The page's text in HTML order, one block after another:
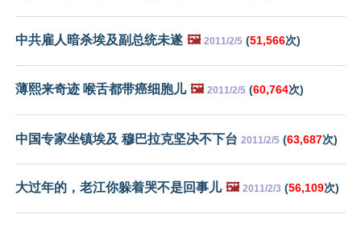
中共雇人暗杀埃及副总统未遂 🖼️ 2011/2/5 (51,566次)
薄熙来奇迹 喉舌都带癌细胞儿 🖼️ 2011/2/5 (60,764次)
中国专家坐镇埃及 穆巴拉克坚决不下台 2011/2/5 (63,687次)
大过年的，老江你躲着哭不是回事儿 🖼️ 2011/2/3 (56,109次)